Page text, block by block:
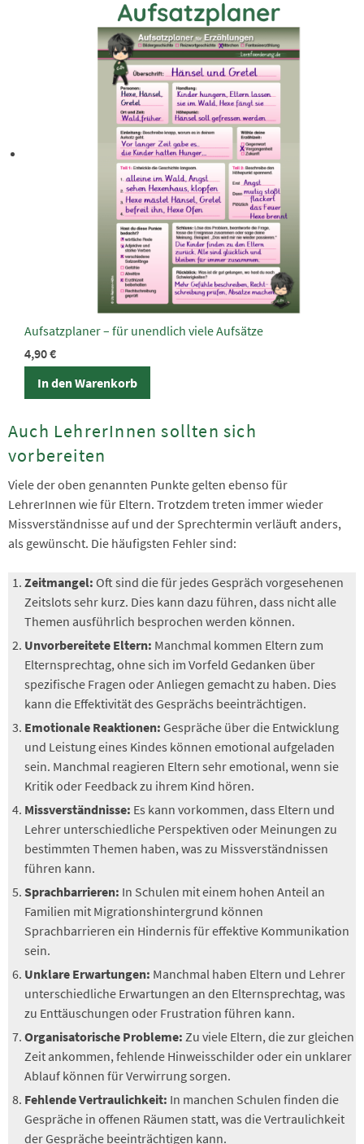
Aufsatzplaner – für unendlich viele Aufsätze
4,90€
In den Warenkorb
Auch LehrerInnen sollten sich
vorbereiten
Viele der oben genannten Punkte gelten ebenso für
LehrerInnen wie für Eltern. Trotzdem treten immer wieder
Missverständnisse auf und der Sprechtermin verläuft anders,
als gewünscht. Die häufigsten Fehler sind:
Zeitmangel: Oft sind die für jedes Gespräch vorgesehenen
Zeitslots sehr kurz. Dies kann dazu führen, dass nicht alle
Themen ausführlich besprochen werden können.
Unvorbereitete Eltern: Manchmal kommen Eltern zum
Elternsprechtag, ohne sich im Vorfeld Gedanken über
spezifische Fragen oder Anliegen gemacht zu haben. Dies
kann die Effektivität des Gesprächs beeinträchtigen.
Emotionale Reaktionen: Gespräche über die Entwicklung
und Leistung eines Kindes können emotional aufgeladen
sein. Manchmal reagieren Eltern sehr emotional, wenn sie
Kritik oder Feedback zu ihrem Kind hören.
Missverständnisse: Es kann vorkommen, dass Eltern und
Lehrer unterschiedliche Perspektiven oder Meinungen zu
bestimmten Themen haben, was zu Missverständnissen
führen kann.
Sprachbarrieren: In Schulen mit einem hohen Anteil an
Familien mit Migrationshintergrund können
Sprachbarrieren ein Hindernis für effektive Kommunikation
sein.
Unklare Erwartungen: Manchmal haben Eltern und Lehrer
unterschiedliche Erwartungen an den Elternsprechtag, was
zu Enttäuschungen oder Frustration führen kann.
Organisatorische Probleme: Zu viele Eltern, die zur gleichen
Zeit ankommen, fehlende Hinweisschilder oder ein unklarer
Ablauf können für Verwirrung sorgen.
Fehlende Vertraulichkeit: In manchen Schulen finden die
Gespräche in offenen Räumen statt, was die Vertraulichkeit
der Gespräche beeinträchtigen kann.